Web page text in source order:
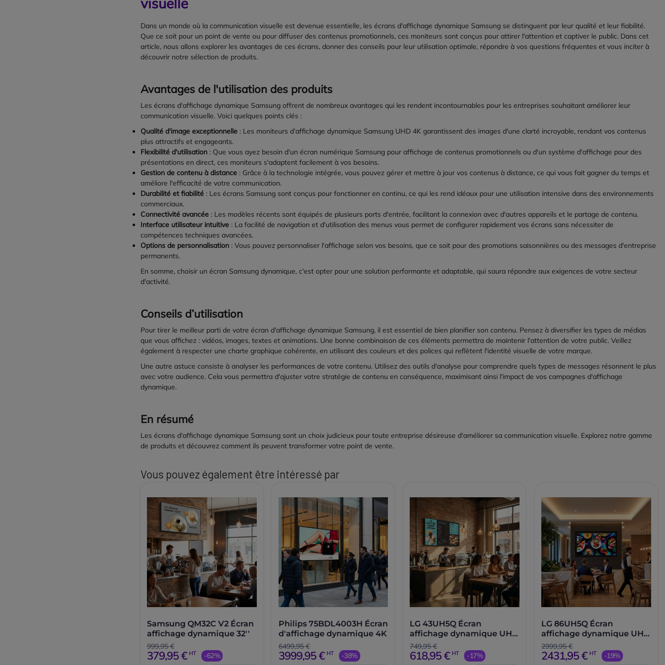
Dans un monde où la communication visuelle est devenue essentielle, les écrans d'affichage dynamique Samsung se distinguent par leur qualité et leur fiabilité.
Que ce soit pour un point de vente ou pour diffuser des contenus promotionnels, ces moniteurs sont conçus pour attirer l'attention et captiver le public. Dans cet
article, nous allons explorer les avantages de ces écrans, donner des conseils pour leur utilisation optimale, répondre à vos questions fréquentes et vous inciter à
découvrir notre sélection de produits.
Avantages de l'utilisation des produits
Les écrans d'affichage dynamique Samsung offrent de nombreux avantages qui les rendent incontournables pour les entreprises souhaitant améliorer leur
communication visuelle. Voici quelques points clés :
Qualité d'image exceptionnelle: Les moniteurs d’affichage dynamique Samsung UHD 4K garantissent des images d'une clarté incroyable, rendant vos contenus
plus attractifs et engageants.
Flexibilité d'utilisation: Que vous ayez besoin d'un écran numérique Samsung pour affichage de contenus promotionnels ou d'un système d'affichage pour des
présentations en direct, ces moniteurs s'adaptent facilement à vos besoins.
Gestion de contenu à distance: Grâce à la technologie intégrée, vous pouvez gérer et mettre à jour vos contenus à distance, ce qui vous fait gagner du temps et
améliore l'efficacité de votre communication.
Durabilité et fiabilité: Les écrans Samsung sont conçus pour fonctionner en continu, ce qui les rend idéaux pour une utilisation intensive dans des environnements
commerciaux.
Connectivité avancée: Les modèles récents sont équipés de plusieurs ports d'entrée, facilitant la connexion avec d'autres appareils et le partage de contenu.
Interface utilisateur intuitive: La facilité de navigation et d'utilisation des menus vous permet de configurer rapidement vos écrans sans nécessiter de
compétences techniques avancées.
Options de personnalisation: Vous pouvez personnaliser l'affichage selon vos besoins, que ce soit pour des promotions saisonnières ou des messages d'entreprise
permanents.
En somme, choisir un écran Samsung dynamique, c'est opter pour une solution performante et adaptable, qui saura répondre aux exigences de votre secteur
d'activité.
Conseils d’utilisation
Pour tirer le meilleur parti de votre écran d'affichage dynamique Samsung, il est essentiel de bien planifier son contenu. Pensez à diversifier les types de médias
que vous affichez : vidéos, images, textes et animations. Une bonne combinaison de ces éléments permettra de maintenir l'attention de votre public. Veillez
également à respecter une charte graphique cohérente, en utilisant des couleurs et des polices qui reflètent l'identité visuelle de votre marque.
Une autre astuce consiste à analyser les performances de votre contenu. Utilisez des outils d'analyse pour comprendre quels types de messages résonnent le plus
avec votre audience. Cela vous permettra d'ajuster votre stratégie de contenu en conséquence, maximisant ainsi l'impact de vos campagnes d'affichage
dynamique.
En résumé
Les écrans d'affichage dynamique Samsung sont un choix judicieux pour toute entreprise désireuse d'améliorer sa communication visuelle. Explorez notre gamme
de produits et découvrez comment ils peuvent transformer votre point de vente.
Vous pouvez également être intéressé par
Samsung QM32C V2 Écran
affichage dynamique 32''
999,95 €
379,95 € HT -62%
Philips 75BDL4003H Écran
d'affichage dynamique 4K
6499,95 €
3999,95 € HT -38%
LG 43UH5Q Écran
affichage dynamique UHD
43''
749,95 €
618,95 € HT -17%
LG 86UH5Q Écran
affichage dynamique UHD
86''
2999,95 €
2431,95 € HT -19%